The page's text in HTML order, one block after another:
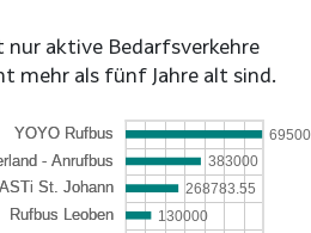
nur aktive Bedarfsverkehre
mehr als fünf Jahre alt sind.
383000
268783.55
130000